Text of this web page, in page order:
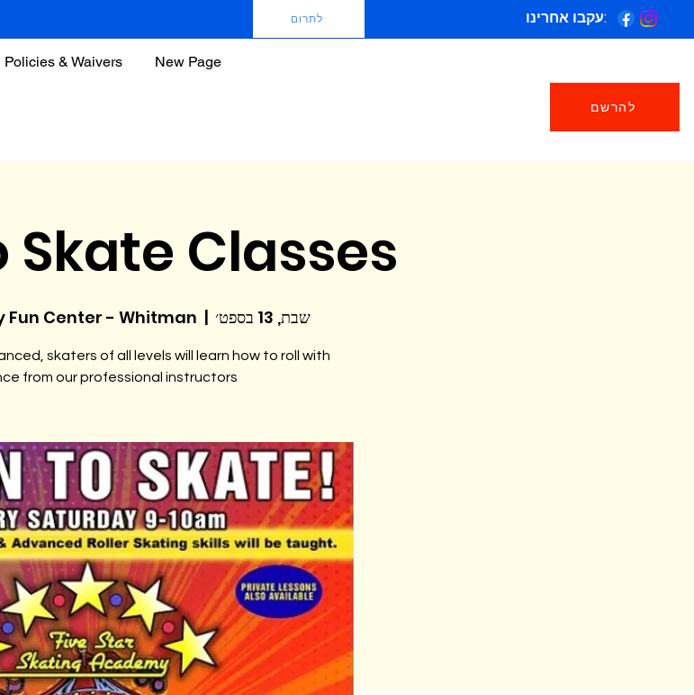
Policies & Waivers New Page
להרשם
לתרום עקבו אחרינו:
Skate Classes
שבת, 13 בספט׳
  |
Fun Center - Whitman
skaters of all levels will learn how to roll with
from our professional instructors.